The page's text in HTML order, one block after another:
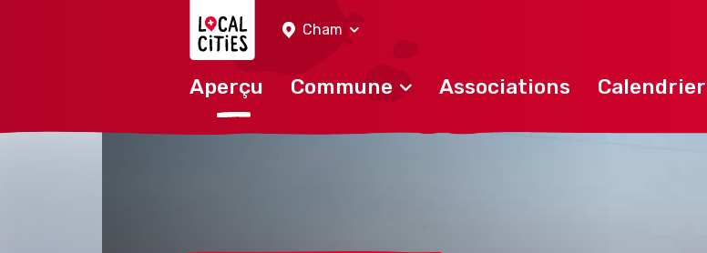
Cham
Aperçu Commune Associations Calendrier